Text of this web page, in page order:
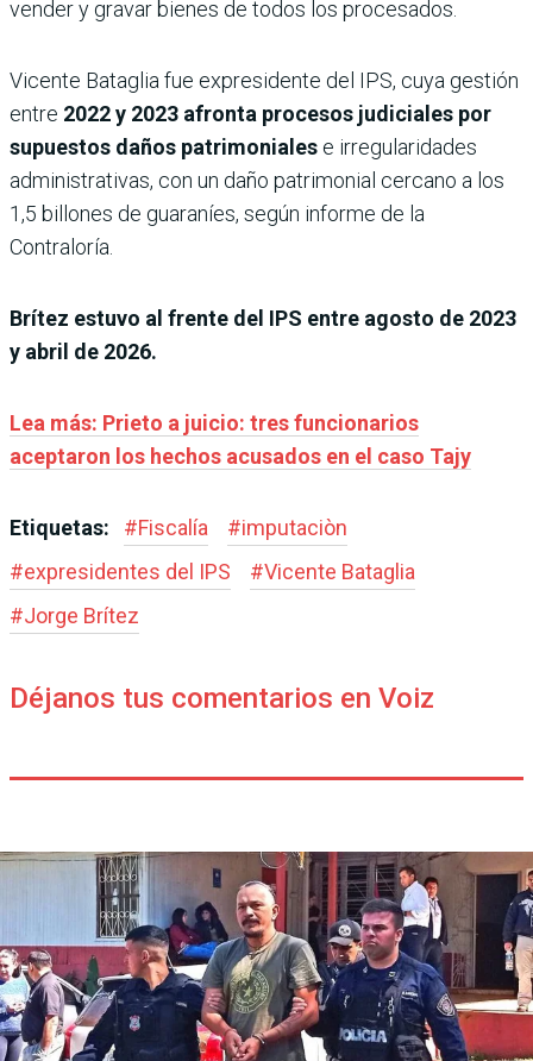
vender y gravar bienes de todos los procesados.
Vicente Bataglia fue expresidente del IPS, cuya gestión
entre 2022 y 2023 afronta procesos judiciales por
supuestos daños patrimoniales e irregularidades
administrativas, con un daño patrimonial cercano a los
1,5 billones de guaraníes, según informe de la
Contraloría.
Brítez estuvo al frente del IPS entre agosto de 2023
y abril de 2026.
Lea más: Prieto a juicio: tres funcionarios
aceptaron los hechos acusados en el caso Tajy
Etiquetas: #Fiscalía #imputaciòn
#expresidentes del IPS #Vicente Bataglia
#Jorge Brítez
Déjanos tus comentarios en Voiz